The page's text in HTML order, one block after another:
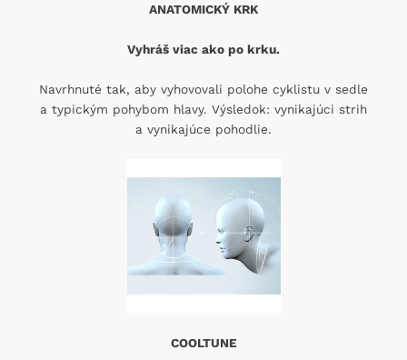
ANATOMICKÝ KRK
Vyhráš viac ako po krku.
Navrhnuté tak, aby vyhovovali polohe cyklistu v sedle
a typickým pohybom hlavy. Výsledok: vynikajúci strih
a vynikajúce pohodlie.
COOLTUNE